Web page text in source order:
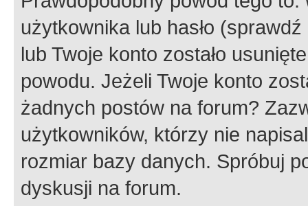
użytkownika lub hasło
lub Twoje konto zostało
powodu. Jeżeli Twoje konto
żadnych postów na forum?
użytkowników, którzy nie
rozmiar bazy danych. Spróbuj
dyskusji na forum.